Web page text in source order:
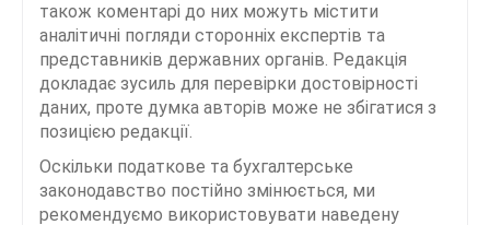
також коментарі до них можуть містити
аналітичні погляди сторонніх експертів та
представників державних органів. Редакція
докладає зусиль для перевірки достовірності
даних, проте думка авторів може не збігатися з
позицією редакції.
Оскільки податкове та бухгалтерське
законодавство постійно змінюється, ми
рекомендуємо використовувати наведену